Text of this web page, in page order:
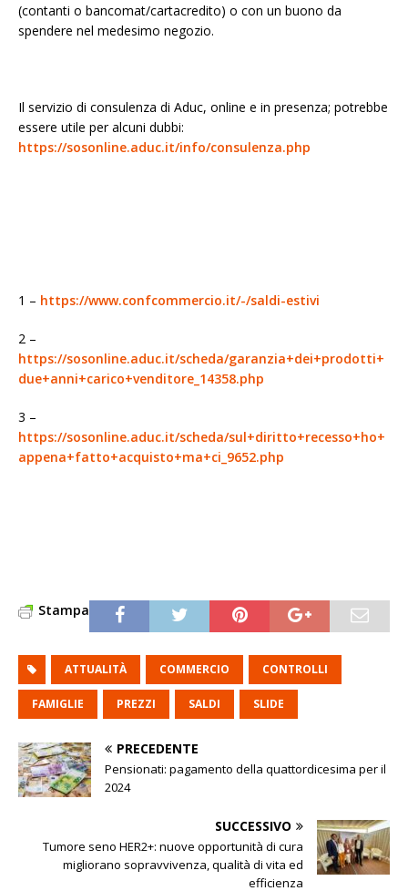
(contanti o bancomat/cartacredito) o con un buono da
spendere nel medesimo negozio.
Il servizio di consulenza di Aduc, online e in presenza; potrebbe
essere utile per alcuni dubbi:
https://sosonline.aduc.it/info/consulenza.php
1 – https://www.confcommercio.it/-/saldi-estivi
2 –
https://sosonline.aduc.it/scheda/garanzia+dei+prodotti+
due+anni+carico+venditore_14358.php
3 –
https://sosonline.aduc.it/scheda/sul+diritto+recesso+ho+
appena+fatto+acquisto+ma+ci_9652.php
Stampa
ATTUALITÀ COMMERCIO CONTROLLI
FAMIGLIE PREZZI SALDI SLIDE
PRECEDENTE
Pensionati: pagamento della quattordicesima per il
2024
SUCCESSIVO
Tumore seno HER2+: nuove opportunità di cura
migliorano sopravvivenza, qualità di vita ed
efficienza